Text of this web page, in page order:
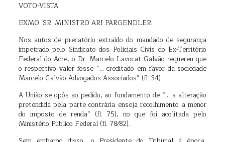
VOTO-VISTA
EXMO. SR. MINISTRO ARI PARGENDLER:
Nos autos de precatório extraído do mandado de segurança
impetrado pelo Sindicato dos Policiais Civis do Ex-Território
Federal do Acre, o Dr. Marcelo Lavocat Galvão requereu que
o respectivo valor fosse “… creditado em favor da sociedade
Marcelo Galvão Advogados Associados” (fl. 34).
A União se opôs ao pedido, ao fundamento de “… a alteração
pretendida pela parte contrária enseja recolhimento a menor
do imposto de renda” (fl. 75), no que foi acolitada pelo
Ministério Público Federal (fl. 78⁄82).